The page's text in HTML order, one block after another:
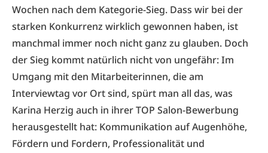
Wochen nach dem Kategorie-Sieg. Dass wir bei der
starken Konkurrenz wirklich gewonnen haben, ist
manchmal immer noch nicht ganz zu glauben. Doch
der Sieg kommt natürlich nicht von ungefähr: Im
Umgang mit den Mitarbeiterinnen, die am
Interviewtag vor Ort sind, spürt man all das, was
Karina Herzig auch in ihrer TOP Salon-Bewerbung
herausgestellt hat: Kommunikation auf Augenhöhe,
Fördern und Fordern, Professionalität und